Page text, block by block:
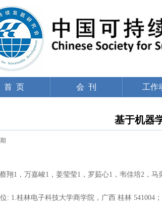
首 页 会 刊 工作
基于机器
蔡翔1，万嘉峻1，姜莹莹1，罗茹心1，韦佳培2，马
: 1.桂林电子科技大学商学院，广西 桂林 541004